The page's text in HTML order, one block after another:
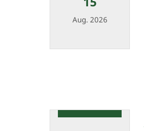
Aug. 2026